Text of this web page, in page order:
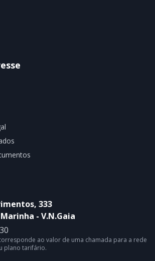
333
- V.N.Gaia
ao valor de uma chamada para a rede
plano tarifário.